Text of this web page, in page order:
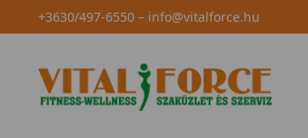
+3630/497-6550– info@vitalforce.hu